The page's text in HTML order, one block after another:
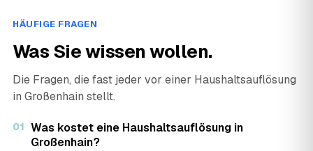
HÄUFIGE FRAGEN
Was Sie wissen wollen.
Die Fragen, die fast jeder vor einer Haushaltsauflösung
in Großenhain stellt.
01 Was kostet eine Haushaltsauflösung in
Großenhain?